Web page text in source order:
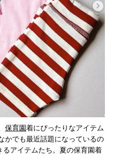
保育園着にぴったりなアイテム
かでも最近話題になっているの
アイテムたち。夏の保育園着